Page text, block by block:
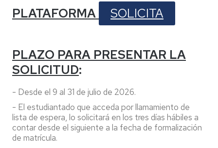
PLATAFORMA
SOLICITA
PLAZO PARA PRESENTAR LA
SOLICITUD:
- Desde el 9 al 31 de julio de 2026.
- El estudiantado que acceda por llamamiento de
lista de espera, lo solicitará en los tres días hábiles a
contar desde el siguiente a la fecha de formalización
de matrícula.